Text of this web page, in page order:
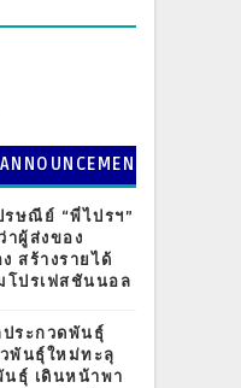
ANNOUNCEMEN
ษณีย์ “พี่ไปรฯ”
าผู้ส่งของ
สร้างรายได้
โปรเฟสชันนอล
ประกวดพันธุ์
พันธุ์ใหม่ทะลุ
นธุ์ เดินหน้าพา